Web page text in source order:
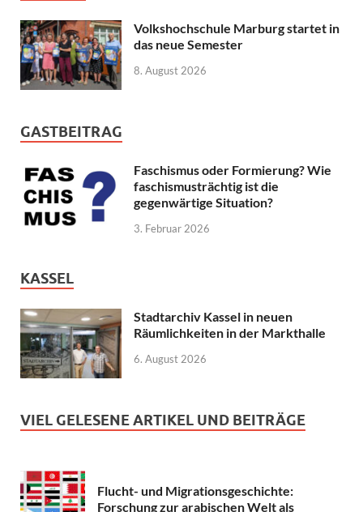
Volkshochschule Marburg startet in
das neue Semester
8. August 2026
GASTBEITRAG
Faschismus oder Formierung? Wie
faschismusträchtig ist die
gegenwärtige Situation?
3. Februar 2026
KASSEL
Stadtarchiv Kassel in neuen
Räumlichkeiten in der Markthalle
6. August 2026
VIEL GELESENE ARTIKEL UND BEITRÄGE
Flucht- und Migrationsgeschichte:
Forschung zur arabischen Welt als